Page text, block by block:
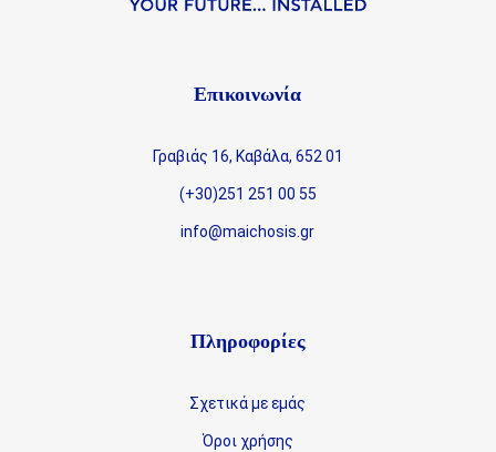
Επικοινωνία
Γραβιάς 16, Καβάλα, 652 01
(+30)251 251 00 55
info@maichosis.gr
Πληροφορίες
Σχετικά με εμάς
Όροι χρήσης